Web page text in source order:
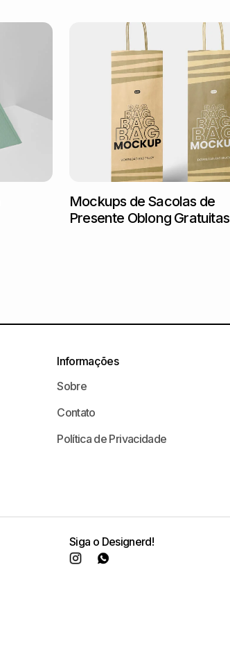
Mockups de Sacolas de
Presente Oblong Gratuitas
Informações
Sobre
Contato
Política de Privacidade
Siga o Designerd!